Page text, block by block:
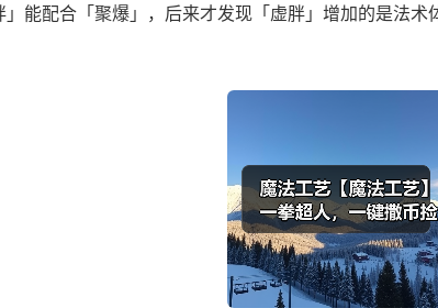
能配合「聚爆」，后来才发现「虚胖」增加的是法